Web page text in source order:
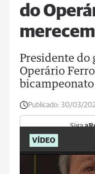
do
Presidente do
Operário
Publicado: 30/03/
Siga
VÍDEO